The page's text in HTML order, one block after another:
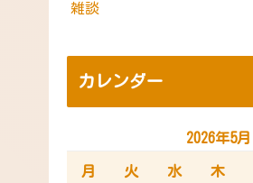
雑談
カレンダー
2026年5月
月 火 水 木